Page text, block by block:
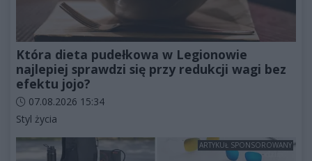
Która dieta pudełkowa w Legionowie
najlepiej sprawdzi się przy redukcji wagi bez
efektu jojo?
Data dodania artykułu:
07.08.2026 15:34
Kategorie artykułu:
Styl życia
ARTYKUŁ SPONSOROWANY